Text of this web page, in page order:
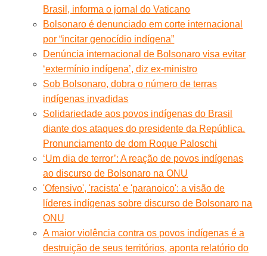
Brasil, informa o jornal do Vaticano
Bolsonaro é denunciado em corte internacional
por “incitar genocídio indígena”
Denúncia internacional de Bolsonaro visa evitar
‘extermínio indígena’, diz ex-ministro
Sob Bolsonaro, dobra o número de terras
indígenas invadidas
Solidariedade aos povos indígenas do Brasil
diante dos ataques do presidente da República.
Pronunciamento de dom Roque Paloschi
‘Um dia de terror’: A reação de povos indígenas
ao discurso de Bolsonaro na ONU
'Ofensivo', 'racista' e 'paranoico': a visão de
líderes indígenas sobre discurso de Bolsonaro na
ONU
A maior violência contra os povos indígenas é a
destruição de seus territórios, aponta relatório do